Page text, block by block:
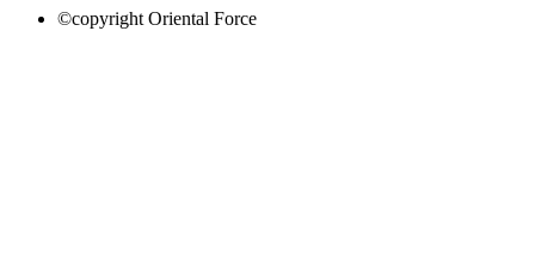
©copyright Oriental Force